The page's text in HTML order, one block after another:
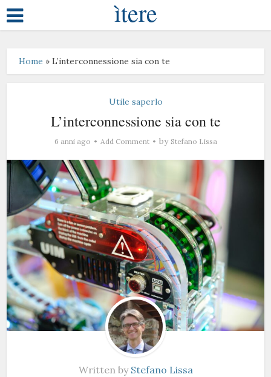
ìtere
Home »L’interconnessione sia con te
Utile saperlo
L’interconnessione sia con te
6 anni ago Add Comment by Stefano Lissa
Written by Stefano Lissa